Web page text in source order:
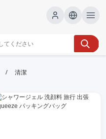
Marketplace
と日常ケアの手引き。
/ 清潔